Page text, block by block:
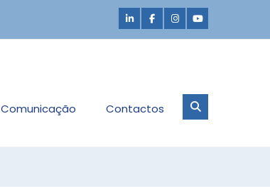
Comunicação Contactos